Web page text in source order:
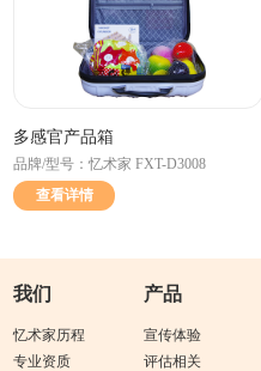
多感官产品箱
品牌/型号：忆术家 FXT-D3008
查看详情
我们
忆术家历程
专业资质
产品
宣传体验
评估相关